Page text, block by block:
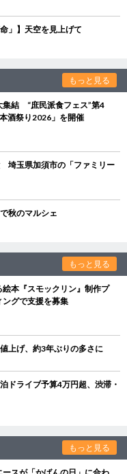
」】天空を見上げて
もっと見る
集結 “庶民派食フェス”第4
酒祭り2026」を開催
埼玉県加須市の「ファミリー
秋のマルシェ
もっと見る
本『スモックリン』制作プ
グで支援を募集
上げ、約3年ぶりの多さに
ドライブ予算4万円超、渋滞・
もっと見る